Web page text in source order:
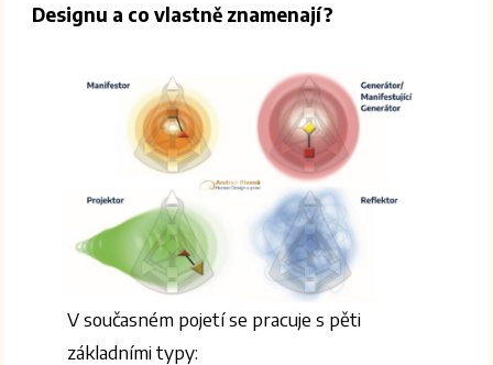
Designu a co vlastně znamenají?
V současném pojetí se pracuje s pěti
základními typy: